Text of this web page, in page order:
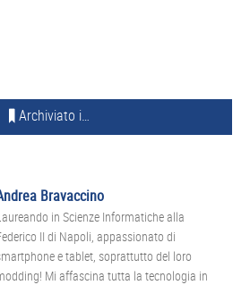
Archiviato in:
Bravaccino
in Scienze Informatiche alla
II di Napoli, appassionato di
e tablet, soprattutto del loro
Mi affascina tutta la tecnologia in